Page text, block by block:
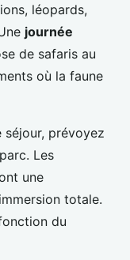
léopards,
journée
de safaris au
où la faune
prévoyez
Les
une
totale.
du